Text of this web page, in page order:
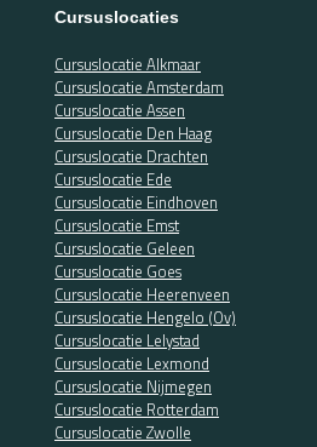
Cursuslocaties
Cursuslocatie Alkmaar
Cursuslocatie Amsterdam
Cursuslocatie Assen
Cursuslocatie Den Haag
Cursuslocatie Drachten
Cursuslocatie Ede
Cursuslocatie Eindhoven
Cursuslocatie Emst
Cursuslocatie Geleen
Cursuslocatie Goes
Cursuslocatie Heerenveen
Cursuslocatie Hengelo (Ov)
Cursuslocatie Lelystad
Cursuslocatie Lexmond
Cursuslocatie Nijmegen
Cursuslocatie Rotterdam
Cursuslocatie Zwolle